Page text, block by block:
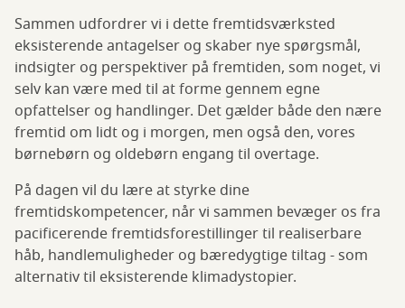
Sammen udfordrer vi i dette fremtidsværksted
eksisterende antagelser og skaber nye spørgsmål,
indsigter og perspektiver på fremtiden, som noget, vi
selv kan være med til at forme gennem egne
opfattelser og handlinger. Det gælder både den nære
fremtid om lidt og i morgen, men også den, vores
børnebørn og oldebørn engang til overtage.
På dagen vil du lære at styrke dine
fremtidskompetencer, når vi sammen bevæger os fra
pacificerende fremtidsforestillinger til realiserbare
håb, handlemuligheder og bæredygtige tiltag - som
alternativ til eksisterende klimadystopier.